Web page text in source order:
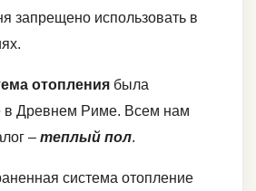
запрещено использовать в
отопления была
в Древнем Риме. Всем нам
– теплый пол.
система отопление